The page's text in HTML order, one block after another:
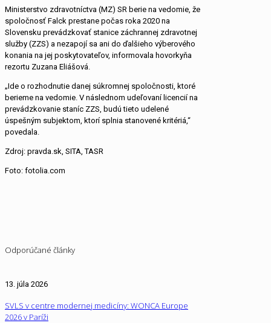
Ministerstvo zdravotníctva (MZ) SR berie na vedomie, že
spoločnosť Falck prestane počas roka 2020 na
Slovensku prevádzkovať stanice záchrannej zdravotnej
služby (ZZS) a nezapojí sa ani do ďalšieho výberového
konania na jej poskytovateľov, informovala hovorkyňa
rezortu Zuzana Eliášová.
„Ide o rozhodnutie danej súkromnej spoločnosti, ktoré
berieme na vedomie. V následnom udeľovaní licencií na
prevádzkovanie staníc ZZS, budú tieto udelené
úspešným subjektom, ktorí splnia stanovené kritériá,“
povedala.
Zdroj: pravda.sk, SITA, TASR
Foto: fotolia.com
Odporúčané články
13. júla 2026
SVLS v centre modernej medicíny: WONCA Europe
2026 v Paríži